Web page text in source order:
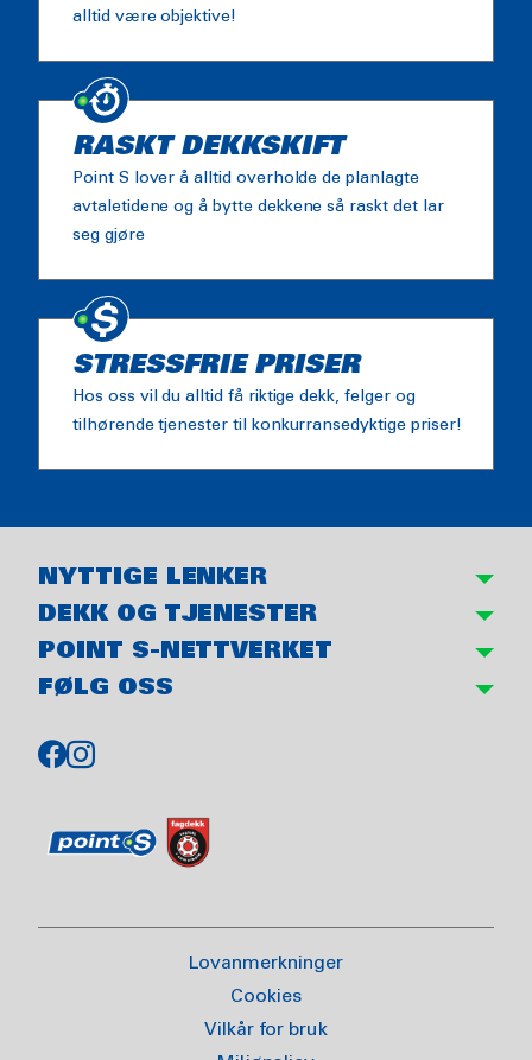
alltid være objektive!
RASKT DEKKSKIFT
Point S lover å alltid overholde de planlagte
avtaletidene og å bytte dekkene så raskt det lar
seg gjøre
STRESSFRIE PRISER
Hos oss vil du alltid få riktige dekk, felger og
tilhørende tjenester til konkurransedyktige priser!
NYTTIGE LENKER
DEKK OG TJENESTER
POINT S-NETTVERKET
FØLG OSS
Lovanmerkninger
Cookies
Vilkår for bruk